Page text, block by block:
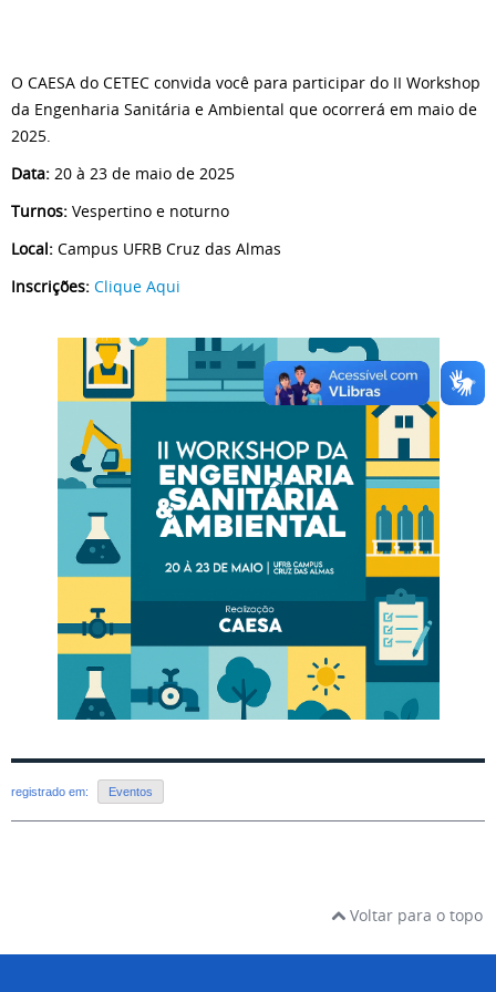
O CAESA do CETEC convida você para participar do II Workshop
da Engenharia Sanitária e Ambiental que ocorrerá em maio de
2025.
Data: 20 à 23 de maio de 2025
Turnos: Vespertino e noturno
Local: Campus UFRB Cruz das Almas
Inscrições: Clique Aqui
registrado em: Eventos
Voltar para o topo